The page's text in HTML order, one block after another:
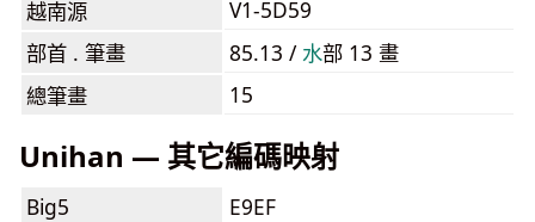
越南源
V1-5D59
部首 . 筆畫
85.13 /⽔部 13 畫
總筆畫
15
Unihan — 其它編碼映射
Big5
E9EF